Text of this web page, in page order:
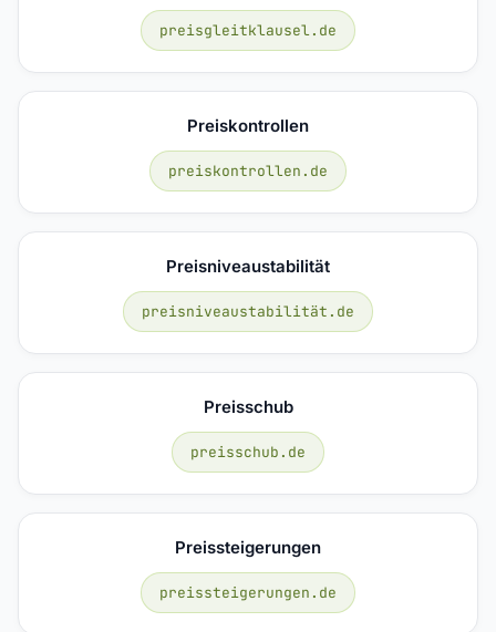
preisgleitklausel.de
Preiskontrollen
preiskontrollen.de
Preisniveaustabilität
preisniveaustabilität.de
Preisschub
preisschub.de
Preissteigerungen
preissteigerungen.de